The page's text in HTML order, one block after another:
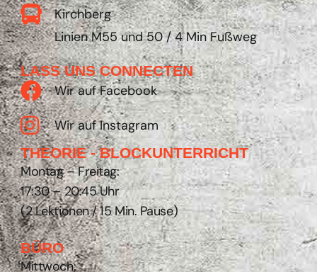
Kirchberg
Linien M55 und 50 / 4 Min Fußweg
LASS UNS CONNECTEN
Wir auf Facebook
Wir auf Instagram
THEORIE - BLOCKUNTERRICHT
Montag – Freitag:
17:30 – 20:45 Uhr
(2 Lektionen / 15 Min. Pause)
BÜRO
Mittwoch: